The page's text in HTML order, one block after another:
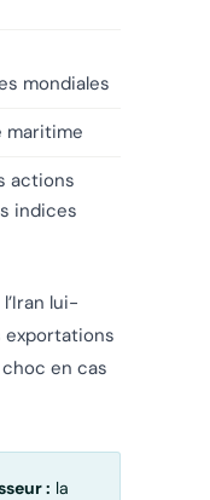
mondiales
maritime
actions
indices
lui-
exportations
en cas
: la